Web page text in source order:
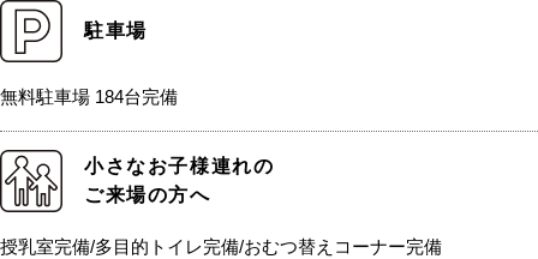
駐車場
無料駐車場 184台完備
小さなお子様連れの
ご来場の方へ
授乳室完備/多目的トイレ完備/おむつ替えコーナー完備